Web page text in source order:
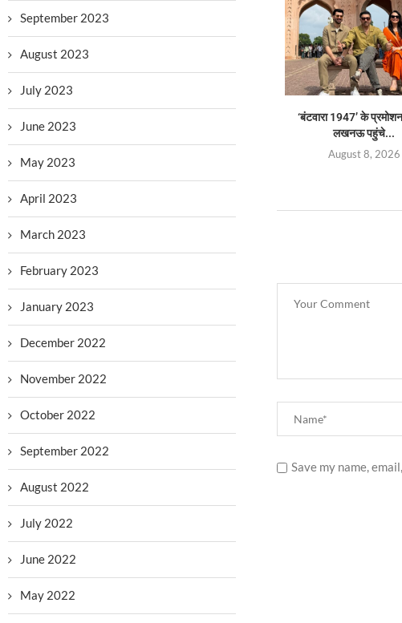
‘बंटवारा 1947’ के
लखनऊ पहुंचे...
August 8, 2026
Save my name,
September 2023
August 2023
July 2023
June 2023
May 2023
April 2023
March 2023
February 2023
January 2023
December 2022
November 2022
October 2022
September 2022
August 2022
July 2022
June 2022
May 2022